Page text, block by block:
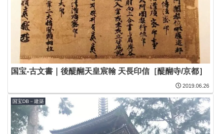
国宝-古文書｜後醍醐天皇宸翰 天長印信［醍醐寺/京都］
2019.06.26
国宝DB－建築